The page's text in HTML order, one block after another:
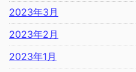
2023年3月
2023年2月
2023年1月